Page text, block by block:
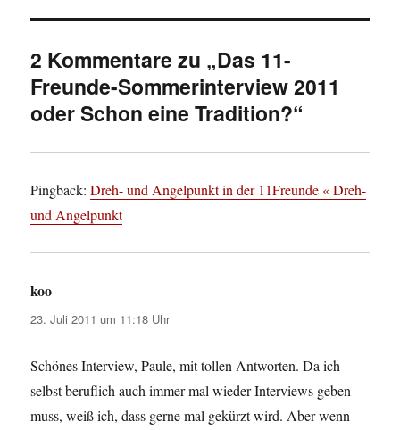
2 Kommentare zu „Das 11-
Freunde-Sommerinterview 2011
oder Schon eine Tradition?“
Pingback:Dreh- und Angelpunkt in der 11Freunde « Dreh-
und Angelpunkt
koo
23. Juli 2011 um 11:18 Uhr
Schönes Interview, Paule, mit tollen Antworten. Da ich
selbst beruflich auch immer mal wieder Interviews geben
muss, weiß ich, dass gerne mal gekürzt wird. Aber wenn